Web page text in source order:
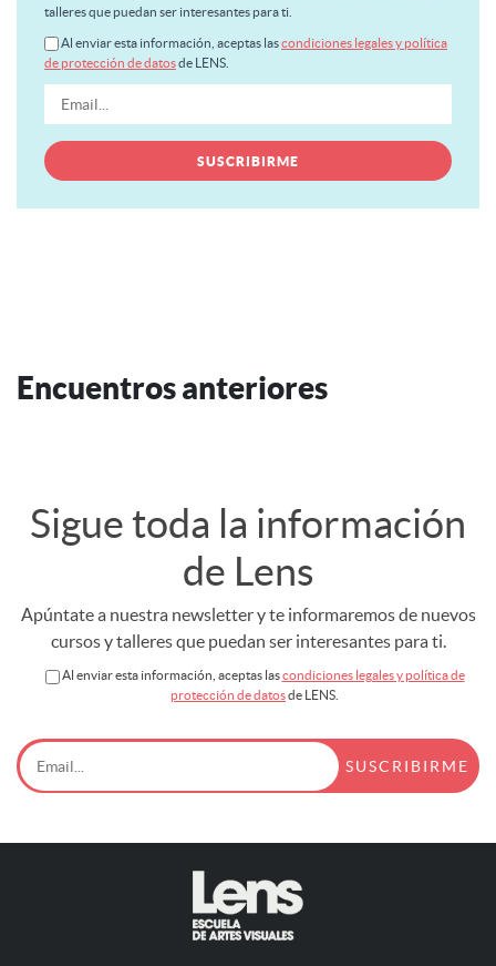
talleres que puedan ser interesantes para ti.
Al enviar esta información, aceptas lascondiciones legales y política
de protección de datosde LENS.
Encuentros anteriores
Sigue toda la información
de Lens
Apúntate a nuestra newsletter y te informaremos de nuevos
cursos y talleres que puedan ser interesantes para ti.
Al enviar esta información, aceptas lascondiciones legales y política de
protección de datosde LENS.